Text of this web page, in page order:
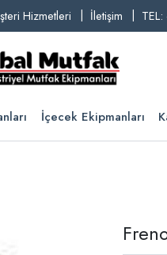
Hizmetleri İletişim
İçecek Ekipmanları